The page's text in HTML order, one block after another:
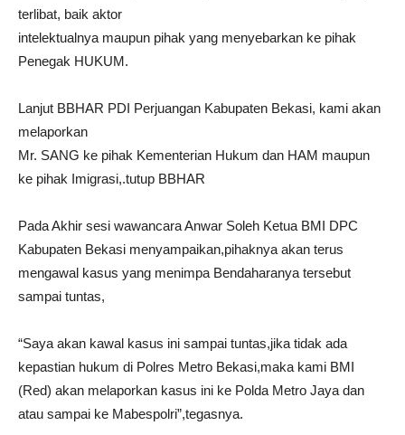
terlibat, baik aktor
intelektualnya maupun pihak yang menyebarkan ke pihak
Penegak HUKUM.
Lanjut BBHAR PDI Perjuangan Kabupaten Bekasi, kami akan
melaporkan
Mr. SANG ke pihak Kementerian Hukum dan HAM maupun
ke pihak Imigrasi,.tutup BBHAR
Pada Akhir sesi wawancara Anwar Soleh Ketua BMI DPC
Kabupaten Bekasi menyampaikan,pihaknya akan terus
mengawal kasus yang menimpa Bendaharanya tersebut
sampai tuntas,
“Saya akan kawal kasus ini sampai tuntas,jika tidak ada
kepastian hukum di Polres Metro Bekasi,maka kami BMI
(Red) akan melaporkan kasus ini ke Polda Metro Jaya dan
atau sampai ke Mabespolri”,tegasnya.